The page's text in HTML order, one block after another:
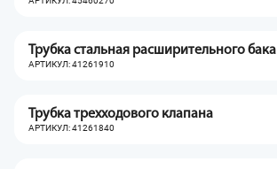
Трубка стальная расширительного бака
АРТИКУЛ: 41261910
Трубка трехходового клапана
АРТИКУЛ: 41261840